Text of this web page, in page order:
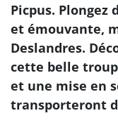
Picpus.
et émouvante,
Deslandres.
cette belle
et une mise en
transporteront